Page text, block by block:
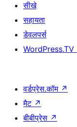
सीखे
सहायता
डेवलपर्स
WordPress.TV
वर्डप्रेस.कॉम ↗
मैट ↗
बीबीप्रेस ↗